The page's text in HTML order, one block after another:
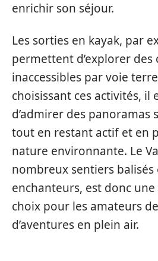
enrichir son séjour.
Les sorties en kayak, par
permettent d’explorer des
inaccessibles par voie
choisissant ces activités, il
d’admirer des panoramas
tout en restant actif et en
nature environnante. Le
nombreux sentiers balisés
enchanteurs, est donc
choix pour les amateurs
d’aventures en plein air.